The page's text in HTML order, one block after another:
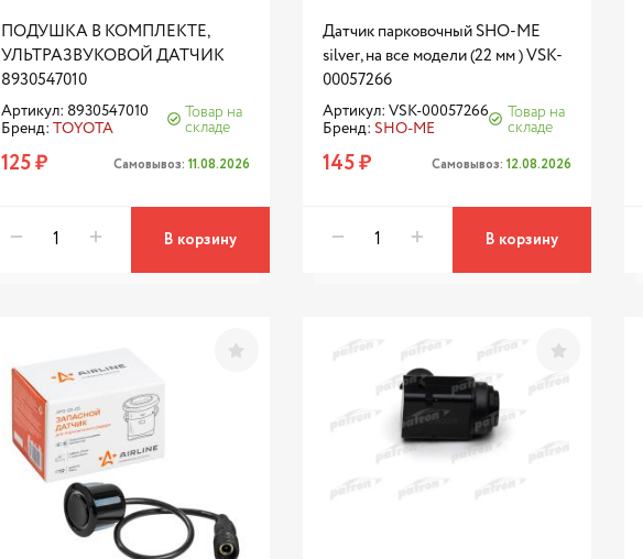
ПОДУШКА В КОМПЛЕКТЕ,
УЛЬТРАЗВУКОВОЙ ДАТЧИК
8930547010
Артикул: 8930547010
Бренд: TOYOTA
Товар на
складе
125 ₽ Самовывоз: 11.08.2026
В корзину
Датчик парковочный SHO-ME
silver, на все модели (22 мм ) VSK-
00057266
Артикул: VSK-00057266
Бренд: SHO-ME
Товар на
складе
145 ₽ Самовывоз:12.08.2026
В корзину